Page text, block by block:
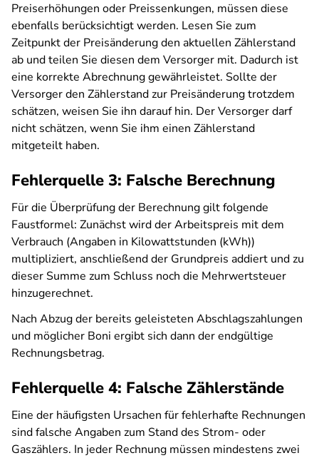
Preiserhöhungen oder Preissenkungen, müssen diese
ebenfalls berücksichtigt werden. Lesen Sie zum
Zeitpunkt der Preisänderung den aktuellen Zählerstand
ab und teilen Sie diesen dem Versorger mit. Dadurch ist
eine korrekte Abrechnung gewährleistet. Sollte der
Versorger den Zählerstand zur Preisänderung trotzdem
schätzen, weisen Sie ihn darauf hin. Der Versorger darf
nicht schätzen, wenn Sie ihm einen Zählerstand
mitgeteilt haben.
Fehlerquelle 3: Falsche Berechnung
Für die Überprüfung der Berechnung gilt folgende
Faustformel: Zunächst wird der Arbeitspreis mit dem
Verbrauch (Angaben in Kilowattstunden (kWh))
multipliziert, anschließend der Grundpreis addiert und zu
dieser Summe zum Schluss noch die Mehrwertsteuer
hinzugerechnet.
Nach Abzug der bereits geleisteten Abschlagszahlungen
und möglicher Boni ergibt sich dann der endgültige
Rechnungsbetrag.
Fehlerquelle 4: Falsche Zählerstände
Eine der häufigsten Ursachen für fehlerhafte Rechnungen
sind falsche Angaben zum Stand des Strom- oder
Gaszählers. In jeder Rechnung müssen mindestens zwei